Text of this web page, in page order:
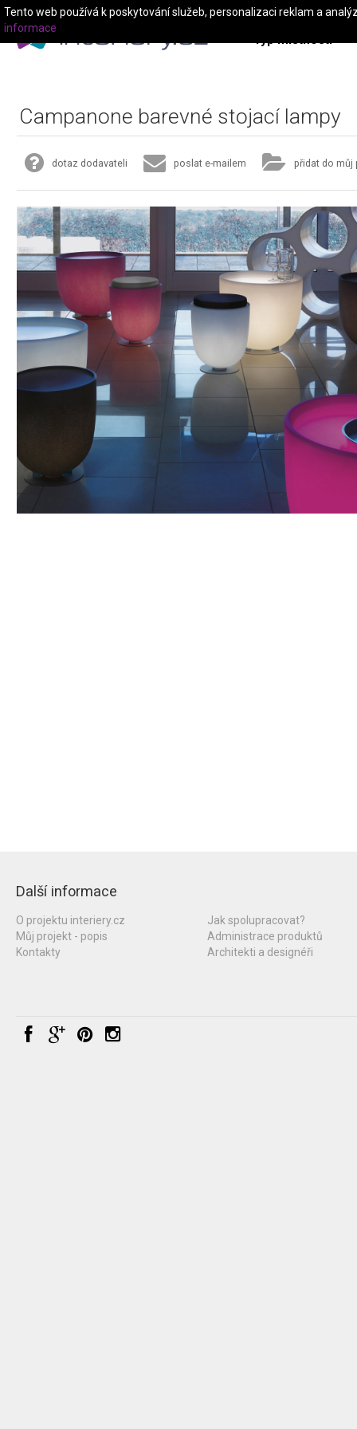
Typ místnosti
Campanone barevné stojací lampy
dotaz dodavateli poslat e-mailem přidat do můj
Další informace
O projektu interiery.cz
Můj projekt - popis
Kontakty
Jak spolupracovat?
Administrace produktů
Architekti a designéři
Tento web používá k poskytování služeb, personalizaci reklam a
informace